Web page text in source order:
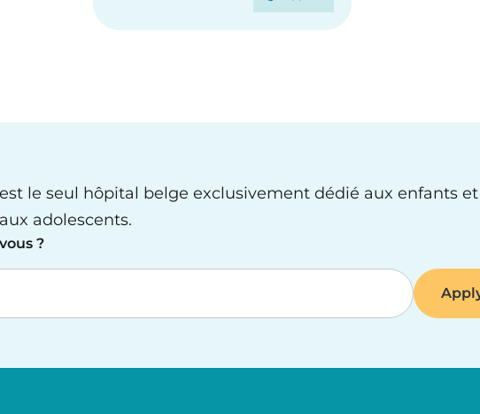
est le seul hôpital belge exclusivement dédié aux enfants et
aux adolescents.
?